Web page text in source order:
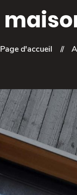
Page d'accueil